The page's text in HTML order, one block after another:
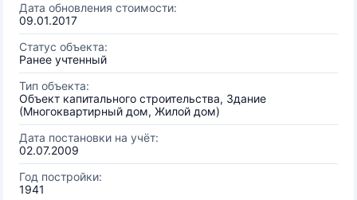
Дата обновления стоимости:
09.01.2017
Статус объекта:
Ранее учтенный
Тип объекта:
Объект капитального строительства, Здание
(Многоквартирный дом, Жилой дом)
Дата постановки на учёт:
02.07.2009
Год постройки:
1941